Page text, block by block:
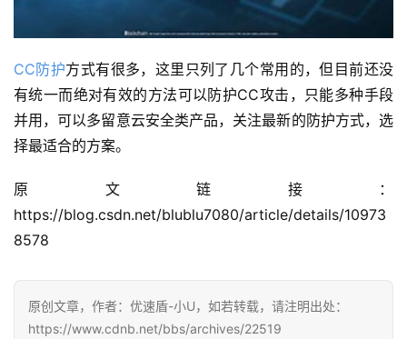
问
答
社
区
优
盾
动
态
登录
CC防护方式有很多，这里只列了几个常用的，但目前还没
有统一而绝对有效的方法可以防护CC攻击，只能多种手段
并用，可以多留意云安全类产品，关注最新的防护方式，选
择最适合的方案。
原文链接：
https://blog.csdn.net/blublu7080/article/details/10973
8578
原创文章，作者：优速盾-小U，如若转载，请注明出处：
https://www.cdnb.net/bbs/archives/22519